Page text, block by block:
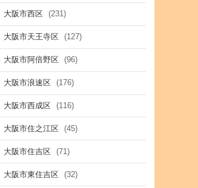
大阪市西区 (231)
大阪市天王寺区 (127)
大阪市阿倍野区 (96)
大阪市浪速区 (176)
大阪市西成区 (116)
大阪市住之江区 (45)
大阪市住吉区 (71)
大阪市東住吉区 (32)